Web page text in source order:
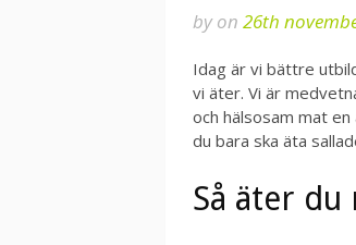
byon 26th
Idag är vi bättre
vi äter. Vi är
och hälsosam mat
du bara ska äta
Så äter du